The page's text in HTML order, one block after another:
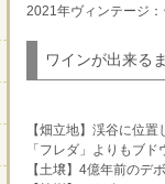
2021年ヴィンテージ
ワインが出来る
【畑立地】渓谷に位
「フレダ」よりもブ
【土壌】4億年前のデ